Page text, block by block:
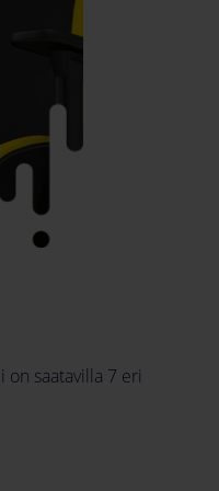
saatavilla 7 eri